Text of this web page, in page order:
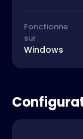
Fonctionne
sur
Windows